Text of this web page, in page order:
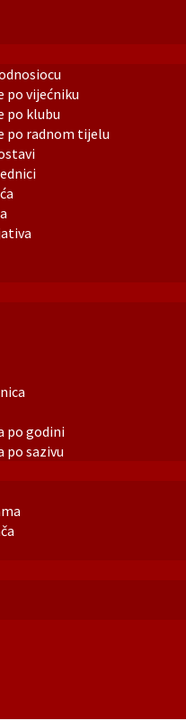
po vijećniku
po klubu
po radnom tijelu
po godini
po sazivu